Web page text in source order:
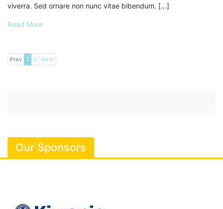
viverra. Sed ornare non nunc vitae bibendum. […]
Read More
Prev 1 2 Next
Our Sponsors